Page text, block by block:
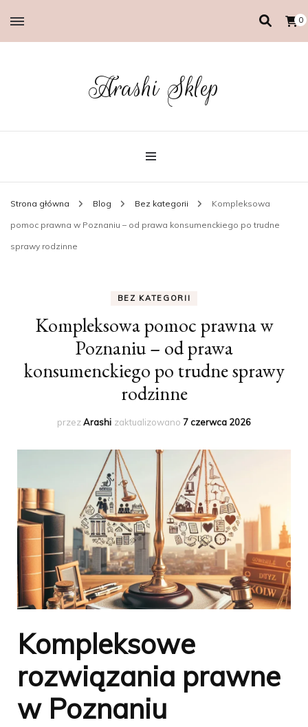
0
Arashi Sklep
Strona główna Blog Bez kategorii Kompleksowa
pomoc prawna w Poznaniu – od prawa konsumenckiego po trudne
sprawy rodzinne
BEZ KATEGORII
Kompleksowa pomoc prawna w
Poznaniu – od prawa
konsumenckiego po trudne sprawy
rodzinne
przezArashi zaktualizowano 7 czerwca 2026
Kompleksowe
rozwiązania prawne
w Poznaniu